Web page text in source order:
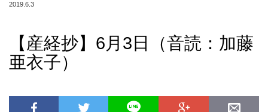
2019.6.3
【産経抄】6月3日（音読：加藤
亜衣子）